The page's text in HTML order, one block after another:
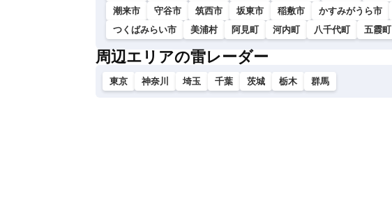
潮来市
守谷市 筑西市 坂東市 稲敷市 かすみがうら市
つくばみらい市
美浦村 阿見町 河内町 八千代町 五霞町
周辺エリアの雷レーダー
東京 神奈川 埼玉 千葉 茨城 栃木 群馬